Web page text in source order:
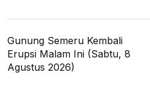
Gunung Semeru Kembali
Erupsi Malam Ini (Sabtu, 8
Agustus 2026)